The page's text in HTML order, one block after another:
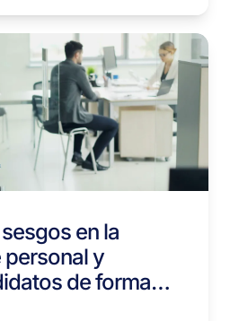
en la
y
de forma